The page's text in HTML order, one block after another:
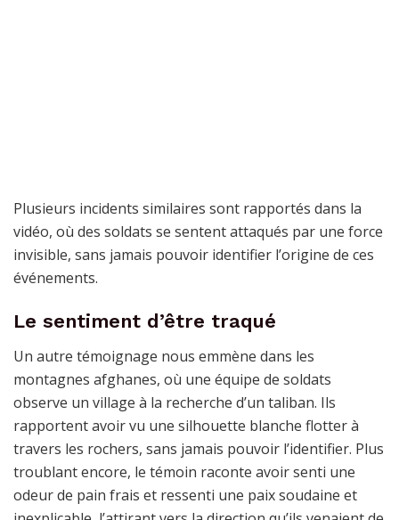
Plusieurs incidents similaires sont rapportés dans la
vidéo, où des soldats se sentent attaqués par une force
invisible, sans jamais pouvoir identifier l’origine de ces
événements.
Le sentiment d’être traqué
Un autre témoignage nous emmène dans les
montagnes afghanes, où une équipe de soldats
observe un village à la recherche d’un taliban. Ils
rapportent avoir vu une silhouette blanche flotter à
travers les rochers, sans jamais pouvoir l’identifier. Plus
troublant encore, le témoin raconte avoir senti une
odeur de pain frais et ressenti une paix soudaine et